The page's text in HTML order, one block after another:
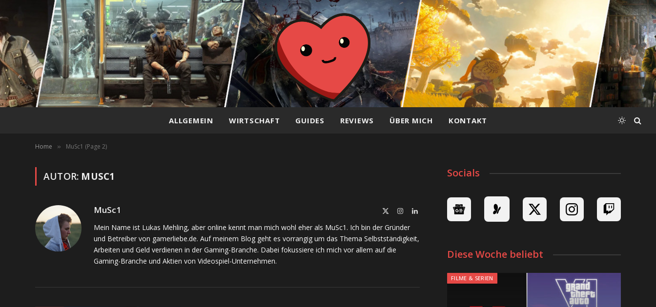
ALLGEMEIN WIRTSCHAFT GUIDES REVIEWS ÜBER MICH KONTAKT
Home » MuSc1 (Page 2)
AUTOR: MUSC1
MuSc1 InstagramLinkedIn
Mein Name ist Lukas Mehling, aber online kennt man mich wohl eher als MuSc1. Ich bin der Gründer
und Betreiber von gamerliebe.de. Auf meinem Blog geht es vorrangig um das Thema Selbstständigkeit,
Arbeiten und Geld verdienen in der Gaming-Branche. Dabei fokussiere ich mich vor allem auf die
Gaming-Branche und Aktien von Videospiel-Unternehmen.
Socials
Diese Woche beliebt
FILME & SERIEN